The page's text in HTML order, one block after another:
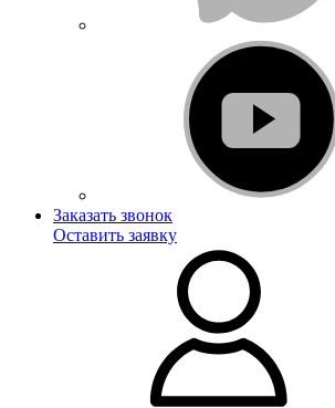
Заказать звонок
Оставить заявку